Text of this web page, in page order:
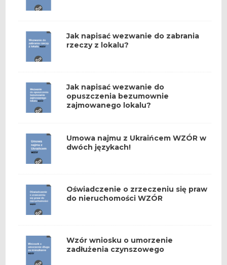
Jak napisać wezwanie do zabrania
rzeczy z lokalu?
Jak napisać wezwanie do
opuszczenia bezumownie
zajmowanego lokalu?
Umowa najmu z Ukraińcem WZÓR w
dwóch językach!
Oświadczenie o zrzeczeniu się praw
do nieruchomości WZÓR
Wzór wniosku o umorzenie
zadłużenia czynszowego